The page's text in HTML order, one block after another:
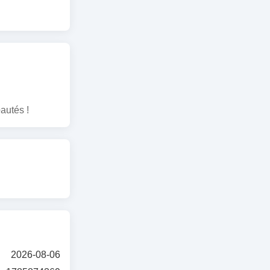
d’outils
le
!
2026-08-06